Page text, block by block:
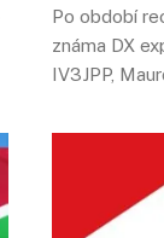
Po období
známa DX
IV3JPP,